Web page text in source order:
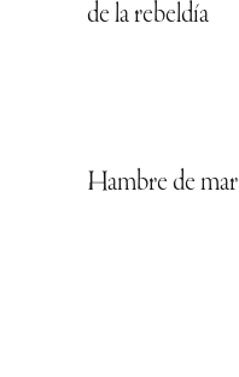
de la rebeldía
Hambre de mar